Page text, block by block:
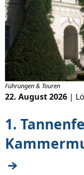
1.
Führungen & Touren
22. August 2026 |